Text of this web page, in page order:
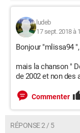
ludeb
17 sept. 2018 à
Bonjour "mlissa94 ",
mais la chanson "
de 2002 et non des
Commenter
RÉPONSE 2 / 5